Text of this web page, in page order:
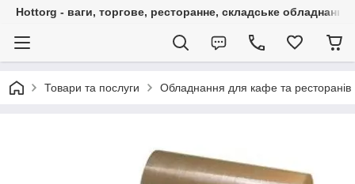
Hottorg - ваги, торгове, ресторанне, складське обладнання
Товари та послуги Обладнання для кафе та ресторанів